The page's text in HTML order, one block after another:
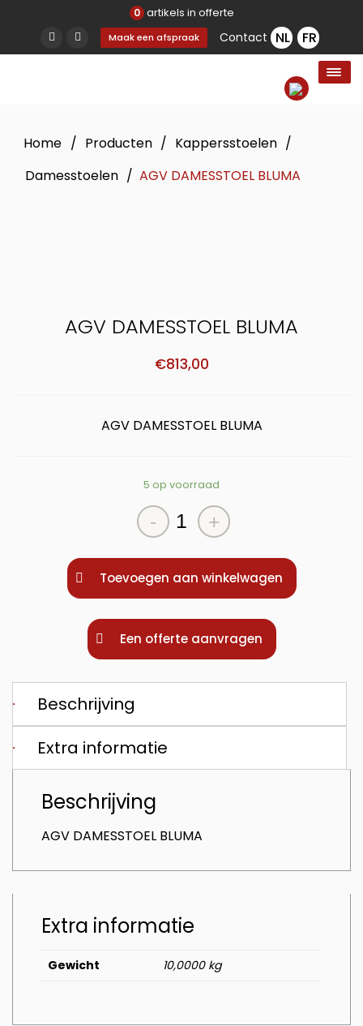
0 artikels in offerte
Maak een afspraak Contact
Home / Producten / Kappersstoelen /
Damesstoelen / AGV DAMESSTOEL BLUMA
AGV DAMESSTOEL BLUMA
€813,00
AGV DAMESSTOEL BLUMA
5 op voorraad
- AGV
DAMESSTOEL
BLUMA
aantal
+
Toevoegen aan winkelwagen
Een offerte aanvragen
Beschrijving
Extra informatie
Beschrijving
AGV DAMESSTOEL BLUMA
Extra informatie
Gewicht 10,0000 kg